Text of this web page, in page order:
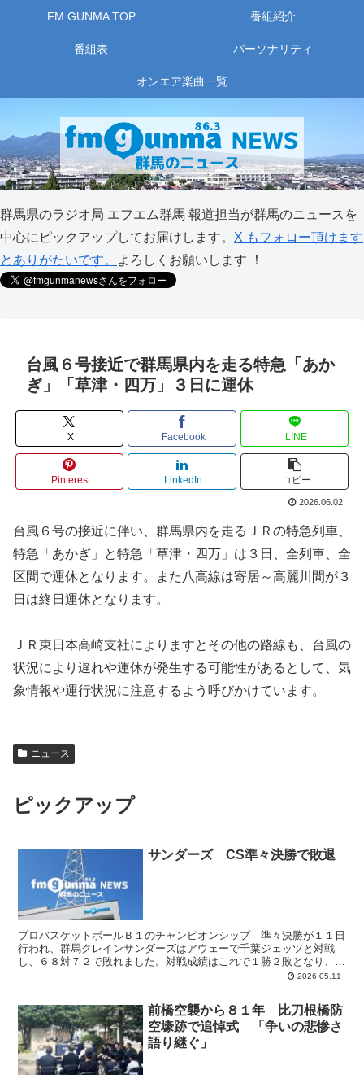
FM GUNMA TOP 番組紹介
番組表 パーソナリティ
オンエア楽曲一覧
群馬県のラジオ局 エフエム群馬 報道担当が群馬のニュースを
中心にピックアップしてお届けします。 X もフォロー頂けます
とありがたいです。
よろしくお願いします ！
台風６号接近で群馬県内を走る特急「あか
ぎ」「草津・四万」３日に運休
X Facebook LINE
Pinterest LinkedIn コピー
2026.06.02
台風６号の接近に伴い、群馬県内を走るＪＲの特急列車、
特急「あかぎ」と特急「草津・四万」は３日、全列車、全
区間で運休となります。また八高線は寄居～高麗川間が３
日は終日運休となります。
ＪＲ東日本高崎支社によりますとその他の路線も、台風の
状況により遅れや運休が発生する可能性があるとして、気
象情報や運行状況に注意するよう呼びかけています。
ニュース
ピックアップ
サンダーズ CS準々決勝で敗退
プロバスケットボールＢ１のチャンピオンシップ 準々決勝が１１日
行われ、群馬クレインサンダーズはアウェーで千葉ジェッツと対戦
し、６８対７２で敗れました。対戦成績はこれで１勝２敗となり、サ
ンダーズはチャンピオンシップ準々決勝で敗退となりました。...
2026.05.11
前橋空襲から８１年 比刀根橋防
空壕跡で追悼式 「争いの悲惨さ
語り継ぐ」